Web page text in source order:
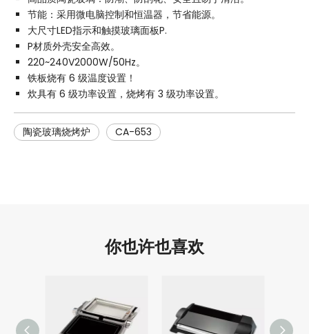
节能：采用微电脑控制和恒温器，节省能源。
大尺寸LED指示和触摸玻璃面板P.
P材质外壳安全高效。
220~240V2000W/50Hz。
铁板烧有 6 级温度设置！
炊具有 6 级功率设置，烧烤有 3 级功率设置。
陶瓷玻璃烧烤炉 CA-653
你也许也喜欢